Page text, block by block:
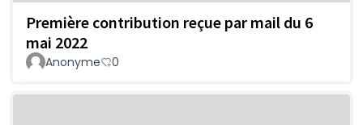
Première contribution reçue par mail du 6
mai 2022
Anonyme 0